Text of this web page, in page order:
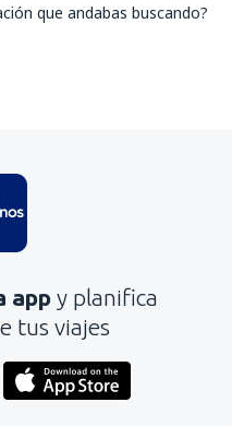
que andabas buscando?
app y planifica
tus viajes